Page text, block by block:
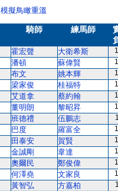
模擬鳥瞰重溫
騎師 練馬師
霍宏聲 大衛希斯
潘頓 蘇偉賢
布文 姚本輝
梁家俊 桂福特
艾道拿 蔡約翰
董明朗 黎昭昇
班德禮 伍鵬志
巴度 羅富全
田泰安 賀賢
金誠剛 韋達
奧爾民 鄭俊偉
何澤堯 文家良
黃智弘 方嘉柏